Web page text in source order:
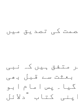
کی تصدیق میں
متفق ہیں کہ نبی
بعثت سے قبل بھی
پس امام ابو
کتاب "دلائل